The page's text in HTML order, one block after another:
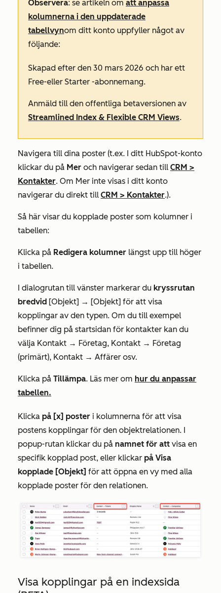
Observera: se artikeln om att anpassa
kolumnerna i den uppdaterade
tabellvynom ditt konto uppfyller något av
följande:
Skapad efter den 30 mars 2026 och har ett
Free-eller Starter -abonnemang.
Anmäld till den offentliga betaversionen av
Streamlined Index & Flexible CRM Views.
Navigera till dina poster (t.ex. I ditt HubSpot-konto
klickar du på Mer och navigerar sedan till CRM >
Kontakter. Om Mer inte visas i ditt konto
navigerar du direkt till CRM > Kontakter.).
Så här visar du kopplade poster som kolumner i
tabellen:
Klicka på Redigera kolumner längst upp till höger
i tabellen.
I dialogrutan till vänster markerar du kryssrutan
bredvid [Objekt] → [Objekt] för att visa
kopplingar av den typen. Om du till exempel
befinner dig på startsidan för kontakter kan du
välja Kontakt → Företag, Kontakt → Företag
(primärt), Kontakt → Affärer osv.
Klicka på Tillämpa. Läs mer om hur du anpassar
tabellen.
Klicka på [x] poster i kolumnerna för att visa
postens kopplingar för den objektrelationen. I
popup-rutan klickar du på namnet för att visa en
specifik kopplad post, eller klickar på Visa
kopplade [Objekt] för att öppna en vy med alla
kopplade poster för den relationen.
Visa kopplingar på en indexsida